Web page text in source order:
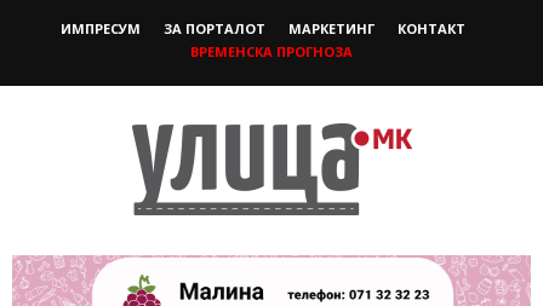
ИМПРЕСУМ ЗА ПОРТАЛОТ МАРКЕТИНГ
КОНТАКТ
ВРЕМЕНСКА ПРОГНОЗА